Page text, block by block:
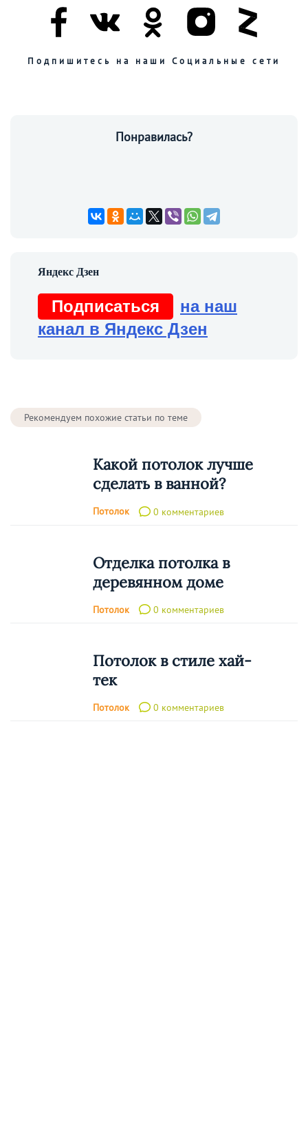
Подпишитесь на наши Социальные сети
Понравилась?
Подписаться
на наш
канал в Яндекс Дзен
Рекомендуем похожие статьи по теме
Какой потолок лучше
сделать в ванной?
Потолок 0 комментариев
Отделка потолка в
деревянном доме
Потолок 0 комментариев
Потолок в стиле хай-
тек
Потолок 0 комментариев